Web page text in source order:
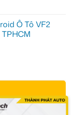
Ô Tô VF2